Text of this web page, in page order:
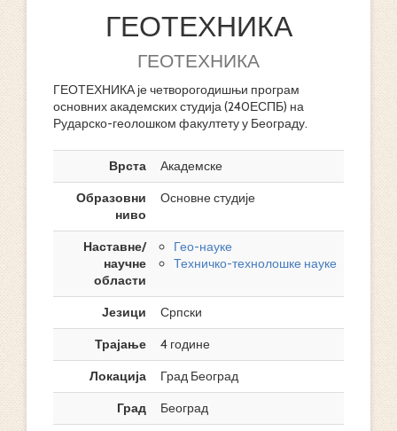
ГЕОТЕХНИКА
ГЕОТЕХНИКА
ГЕОТЕХНИКА је четворогодишњи програм
основних академских студија (240ЕСПБ) на
Рударско-геолошком факултету у Београду.
Врста
Академске
Образовни
ниво
Основне студије
Наставне/
научне
области
Гео-науке
Техничко-технолошке науке
Језици
Српски
Трајање
4 године
Локација
Град Београд
Град
Београд